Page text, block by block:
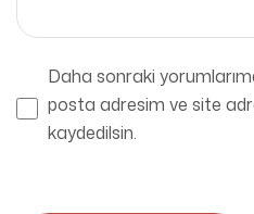
Daha sonraki
posta adresim ve site
kaydedilsin.